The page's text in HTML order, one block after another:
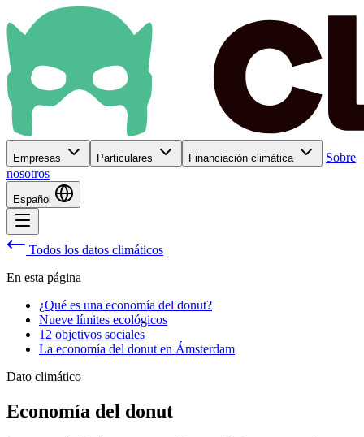
Empresas Particulares Financiación climática
Sobre
nosotros
Español
Todos los datos climáticos
En esta página
¿Qué es una economía del donut?
Nueve límites ecológicos
12 objetivos sociales
La economía del donut en Ámsterdam
Dato climático
Economía del donut